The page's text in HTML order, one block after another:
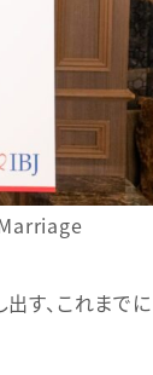
す、これまでに